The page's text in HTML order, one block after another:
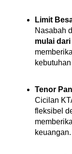
Limit
mulai
Tenor
Cicilan
fleksibel
keuangan.